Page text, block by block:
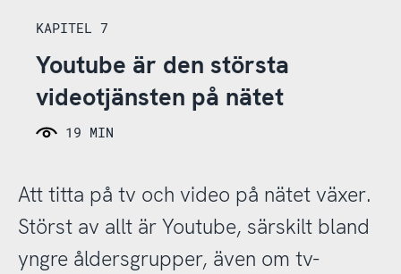
KAPITEL 7
Youtube är den största
videotjänsten på nätet
19 MIN
Att titta på tv och video på nätet växer.
Störst av allt är Youtube, särskilt bland
yngre åldersgrupper, även om tv-